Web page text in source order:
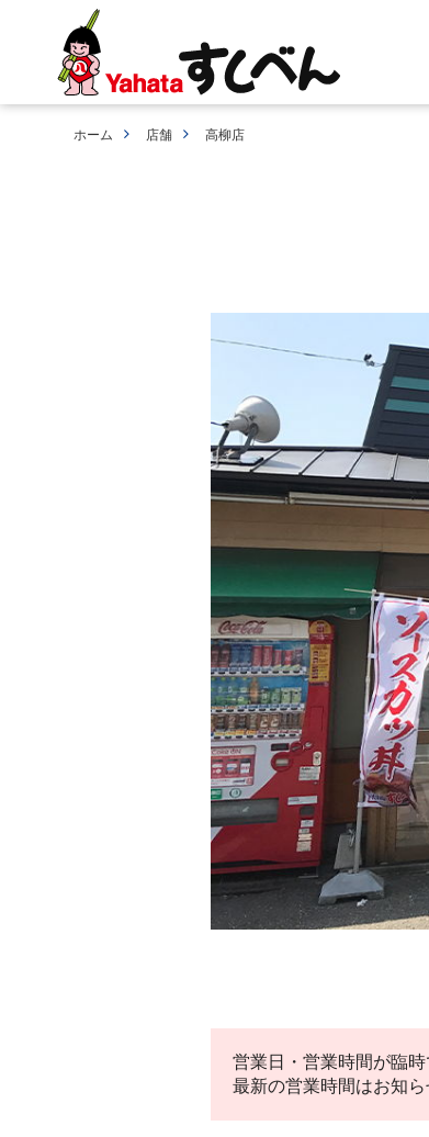
ホーム 店舗 高柳店
営業日・営業時間が臨時
最新の営業時間はお知